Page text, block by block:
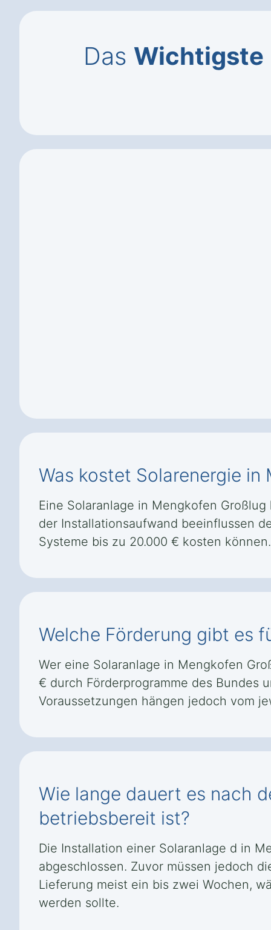
Das Wichtigste
Was kostet Solarenergie in
Eine Solaranlage in Mengkofen
der Installationsaufwand beeinflussen
Systeme bis zu 20.000 € kosten können.
Welche Förderung gibt es
Wer eine Solaranlage in Mengkofen
€ durch Förderprogramme des Bundes
Voraussetzungen hängen jedoch vom
Wie lange dauert es nach
betriebsbereit ist?
Die Installation einer Solaranlage d in
abgeschlossen. Zuvor müssen jedoch
Lieferung meist ein bis zwei Wochen,
werden sollte.